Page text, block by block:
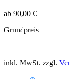
ab 90,00 €
Grundpreis
inkl. MwSt. zzgl.